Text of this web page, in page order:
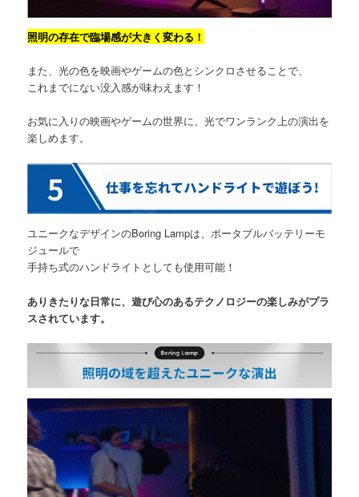
照明の存在で臨場感が大きく変わる！
また、光の色を映画やゲームの色とシンクロさせることで、
これまでにない没入感が味わえます！
お気に入りの映画やゲームの世界に、光でワンランク上の演出を
楽しめます。
ユニークなデザインのBoring Lampは、ポータブルバッテリーモ
ジュールで
手持ち式のハンドライトとしても使用可能！
ありきたりな日常に、遊び心のあるテクノロジーの楽しみがプラ
スされています。